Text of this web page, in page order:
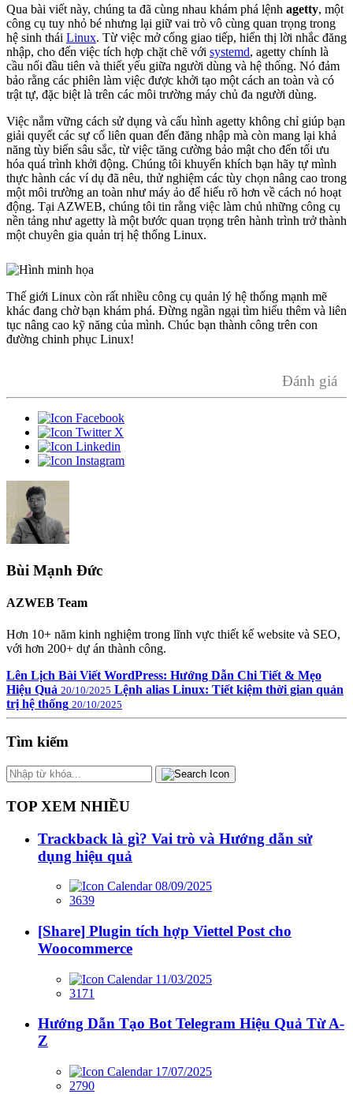
Qua bài viết này, chúng ta đã cùng nhau khám phá lệnh agetty, một
công cụ tuy nhỏ bé nhưng lại giữ vai trò vô cùng quan trọng trong
hệ sinh thái Linux. Từ việc mở cổng giao tiếp, hiển thị lời nhắc đăng
nhập, cho đến việc tích hợp chặt chẽ với systemd, agetty chính là
cầu nối đầu tiên và thiết yếu giữa người dùng và hệ thống. Nó đảm
bảo rằng các phiên làm việc được khởi tạo một cách an toàn và có
trật tự, đặc biệt là trên các môi trường máy chủ đa người dùng.
Việc nắm vững cách sử dụng và cấu hình agetty không chỉ giúp bạn
giải quyết các sự cố liên quan đến đăng nhập mà còn mang lại khả
năng tùy biến sâu sắc, từ việc tăng cường bảo mật cho đến tối ưu
hóa quá trình khởi động. Chúng tôi khuyến khích bạn hãy tự mình
thực hành các ví dụ đã nêu, thử nghiệm các tùy chọn nâng cao trong
một môi trường an toàn như máy ảo để hiểu rõ hơn về cách nó hoạt
động. Tại AZWEB, chúng tôi tin rằng việc làm chủ những công cụ
nền tảng như agetty là một bước quan trọng trên hành trình trở thành
một chuyên gia quản trị hệ thống Linux.
Thế giới Linux còn rất nhiều công cụ quản lý hệ thống mạnh mẽ
khác đang chờ bạn khám phá. Đừng ngần ngại tìm hiểu thêm và liên
tục nâng cao kỹ năng của mình. Chúc bạn thành công trên con
đường chinh phục Linux!
Đánh giá
Bùi Mạnh Đức
AZWEB Team
Hơn 10+ năm kinh nghiệm trong lĩnh vực thiết kế website và SEO,
với hơn 200+ dự án thành công.
Lên Lịch Bài Viết WordPress: Hướng Dẫn Chi Tiết & Mẹo
Hiệu Quả 20/10/2025 Lệnh alias Linux: Tiết kiệm thời gian quản
trị hệ thống 20/10/2025
Tìm kiếm
TOP XEM NHIỀU
Trackback là gì? Vai trò và Hướng dẫn sử
dụng hiệu quả
08/09/2025
3639
[Share] Plugin tích hợp Viettel Post cho
Woocommerce
11/03/2025
3171
Hướng Dẫn Tạo Bot Telegram Hiệu Quả Từ A-
Z
17/07/2025
2790